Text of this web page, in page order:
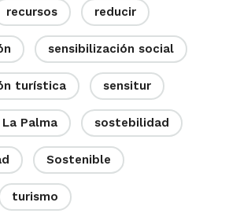
recursos reducir
sensibilización social
turística sensitur
Palma sostebilidad
Sostenible
turismo